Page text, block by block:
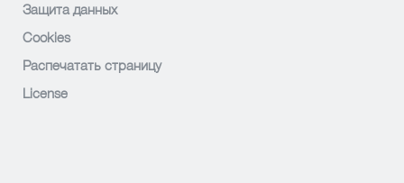
Защита данных
Cookies
Распечатать страницу
License